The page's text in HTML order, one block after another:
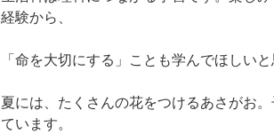
経験から、
「命を大切にする」ことも学んでほしいと
夏には、たくさんの花をつけるあさがお
ています。